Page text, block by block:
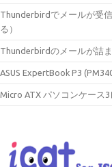
Thunderbirdでメールが受
る）
Thunderbirdのメールが詰
ASUS ExpertBook P3
Micro ATX パソコンケース3